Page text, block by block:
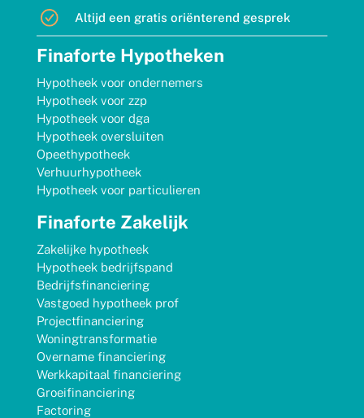
Altijd een gratis oriënterend gesprek
Finaforte Hypotheken
Hypotheek voor ondernemers
Hypotheek voor zzp
Hypotheek voor dga
Hypotheek oversluiten
Opeethypotheek
Verhuurhypotheek
Hypotheek voor particulieren
Finaforte Zakelijk
Zakelijke hypotheek
Hypotheek bedrijfspand
Bedrijfsfinanciering
Vastgoed hypotheek prof
Projectfinanciering
Woningtransformatie
Overname financiering
Werkkapitaal financiering
Groeifinanciering
Factoring